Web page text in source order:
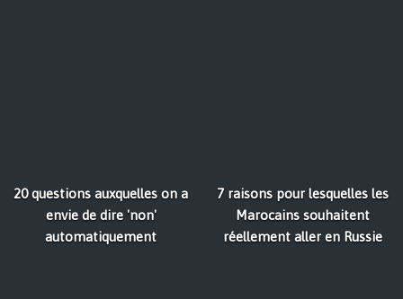
20 questions auxquelles on a
envie de dire 'non'
automatiquement
7 raisons pour lesquelles les
Marocains souhaitent
réellement aller en Russie